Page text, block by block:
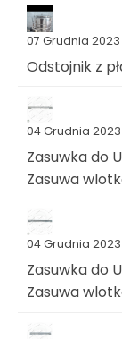
07 Grudnia 2023
Odstojnik z
04 Grudnia 2023
Zasuwka do
Zasuwa
04 Grudnia 2023
Zasuwka do
Zasuwa